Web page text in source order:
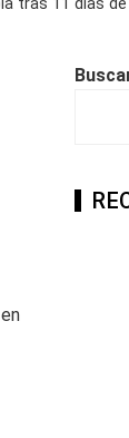
tras 11 días